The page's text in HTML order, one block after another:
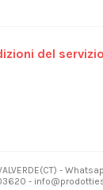
del servizio
VALVERDE(CT) -
-